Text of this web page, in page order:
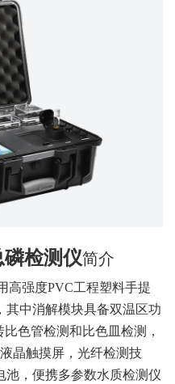
检测仪简介
高强度PVC工程塑料手提
其中消解模块具备双温区功
色管检测和比色皿检测，
晶触摸屏，光纤检测技
池，便携多参数水质检测仪